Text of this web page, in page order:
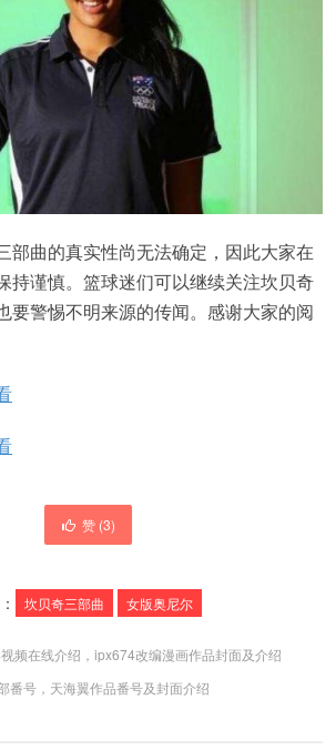
部曲的真实性尚无法确定，因此大家在
持谨慎。篮球迷们可以继续关注坎贝奇
要警惕不明来源的传闻。感谢大家的阅
赞 (3)
坎贝奇三部曲 女版奥尼尔
频在线介绍，ipx674改编漫画作品封面及介绍
番号，天海翼作品番号及封面介绍